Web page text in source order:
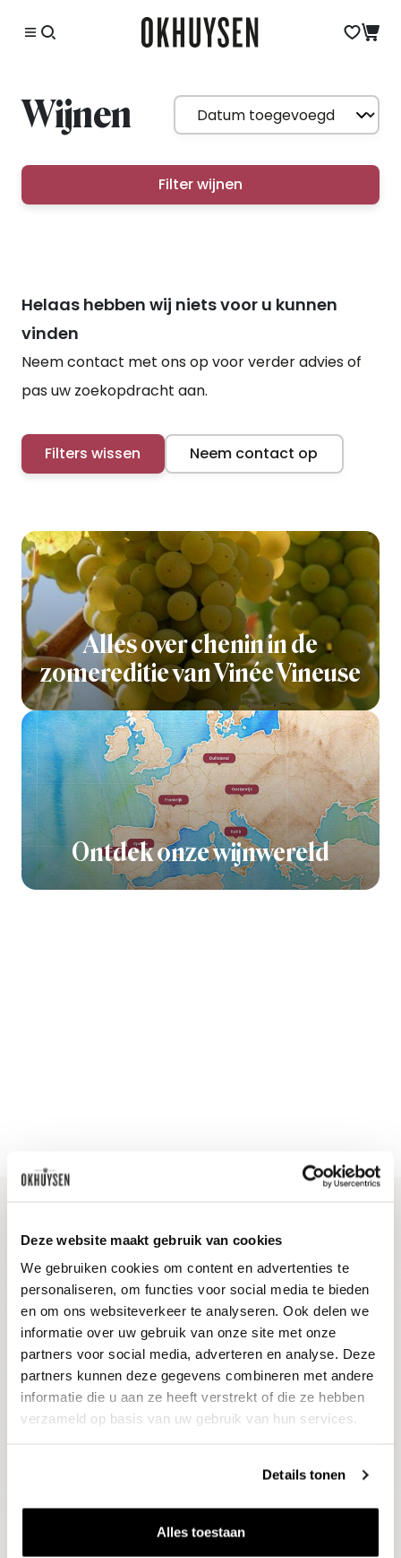
Deze website maakt gebruik van cookies
We gebruiken cookies om content en advertenties te
personaliseren, om functies voor social media te bieden
en om ons websiteverkeer te analyseren. Ook delen we
informatie over uw gebruik van onze site met onze
partners voor social media, adverteren en analyse. Deze
partners kunnen deze gegevens combineren met andere
informatie die u aan ze heeft verstrekt of die ze hebben
verzameld op basis van uw gebruik van hun services.
Details tonen
Alles toestaan
Wijnen
Filter wijnen
Helaas hebben wij niets voor u kunnen
vinden
Neem contact met ons op voor verder advies of
pas uw zoekopdracht aan.
Filters wissen Neem contact op
Alles over chenin in de
zomereditie van Vinée Vineuse
Ontdek onze wijnwereld
Blijf op de hoogte
Ontvang het laatste wijnnieuws, proeverijen en
evenementen
E-mailadres
Aanmelden